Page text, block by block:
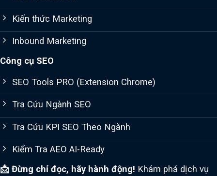
Kiến thức Marketing
Inbound Marketing
Công cụ SEO
SEO Tools PRO (Extension Chrome)
Tra Cứu Ngành SEO
Tra Cứu KPI SEO Theo Ngành
Kiểm Tra AEO AI-Ready
📩 Đừng chỉ đọc, hãy hành động! Khám phá dịch vụ